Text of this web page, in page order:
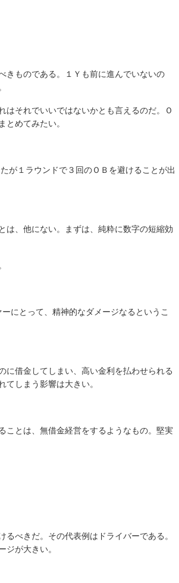
きものである。１Ｙも前に進んでいないの
はそれでいいではないかとも言えるのだ。Ｏ
とめてみたい。
が１ラウンドで３回のＯＢを避けることが出
は、他にない。まずは、純粋に数字の短縮効
にとって、精神的なダメージなるというこ
に借金してしまい、高い金利を払わせられる
しまう影響は大きい。
ことは、無借金経営をするようなもの。堅実
べきだ。その代表例はドライバーである。
ジが大きい。